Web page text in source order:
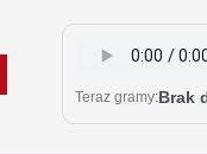
Teraz gramy:Brak